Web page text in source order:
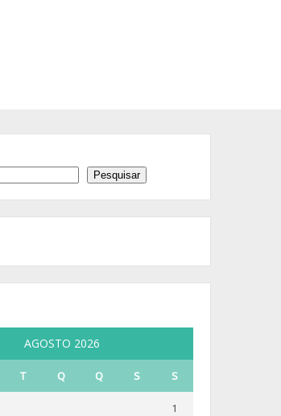
Pesquisar
AGOSTO 2026
T Q Q S S
1